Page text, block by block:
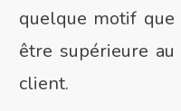
quelque motif que
être supérieure
client.